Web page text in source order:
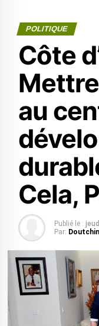
POLITIQUE
Côte
au
Cela,
Publié le :
Par: